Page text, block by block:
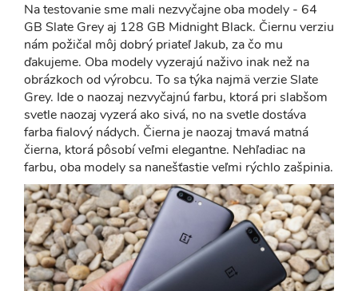
Na testovanie sme mali nezvyčajne oba modely - 64
GB Slate Grey aj 128 GB Midnight Black. Čiernu verziu
nám požičal môj dobrý priateľ Jakub, za čo mu
ďakujeme. Oba modely vyzerajú naživo inak než na
obrázkoch od výrobcu. To sa týka najmä verzie Slate
Grey. Ide o naozaj nezvyčajnú farbu, ktorá pri slabšom
svetle naozaj vyzerá ako sivá, no na svetle dostáva
farba fialový nádych. Čierna je naozaj tmavá matná
čierna, ktorá pôsobí veľmi elegantne. Nehľadiac na
farbu, oba modely sa nanešťastie veľmi rýchlo zašpinia.